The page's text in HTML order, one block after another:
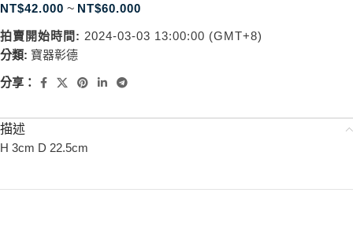
NT$42.000 ~ NT$60.000
拍賣開始時間: 2024-03-03 13:00:00 (GMT+8)
分類: 寶器彰德
分享：
描述
H 3cm D 22.5cm